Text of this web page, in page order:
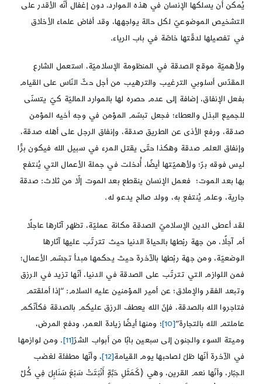
يُمكن أن يسلكها الإنسان في هذه الموارد، دون إغفال أنّه الأقدر على
التشخيص الموضوعيّ لكل حالة يواجهها، وقد أفاض علماء الأخلاق
في تفصيلها لدقّتها خاصّة في باب الرياء.
ولأهميّة موقع الصدقة في المنظومة الإسلاميّة، استعمل الشارع
المقدّس أسلوبي الترغيب والترهيب من أجل حثّ النّاس على القيام
بفعل الإنفاق، إضافة إلى عدم حصره لها بالموارد الماليّة كيّ يتسنّى
للجميع البذل والعطاء؛ فجعل تبسّم المؤمن في وجه أخيه المؤمن
صدقة، ورفع الأذى عن الطريق صدقة، وإنفاق الرجل على أهله صدقة،
وإنفاق العلم صدقة وهكذا حتّى يقتل المرء في سبيل الله فيكون برًّا
ليس فوقه برّ؛ ولأهميّتها أيضًا، أُدخلت في جملة الأعمال التي يُنتفع
بها بعد الموت؛ فعمل الإنسان ينقطع بعد الموت إلّا من ثلاث: صدقة
جارية، وعلم يُنتفع به، وولد صالح يدعو له.
لقد أعطى الدين الإسلاميّ الصدقة مكانة عمليّة، تظهر آثارها عاجلًا
أم آجلًا، من جهة ربْطها بالحياة الدنيا حيث تترتّب عليها آثارها
الوضعيّة، ومن جهة ربْطها بالآخرة حيث يحكمها مبدأ تجسّم الأعمال؛
فمن اللوازم التي تترتّب على الصدقة في الدنيا، أنّها تزيد في الرزق
وتبعد الفقر والإملاق؛ عن أمير المؤمنين عليه السلام: “إذا أملقتم
فتاجروا الله بالصدقة، فإنّ الله يعطف الرزق عليكم بالصدقة فكأنّكم
عاملتم الله بالتجارة”[10]
؛ ومنها أيضًا زيادة العمر، ودفع المرض،
وميتة السوء والجنون إلى سبعين بابًا من أبواب الشرّ[11]
. ومن لوازمها
في الآخرة أنّها ظلّ لصاحبها يوم القيامة[12]
، وأنّها مطفئة لغضب
الجبّار، وأنّها نعم القرين، وهي ﴿كَمَثَلِ حَبَّةٍ أَنْبَتَتْ سَبْعَ سَنَابِلَ فِي كُلِّ